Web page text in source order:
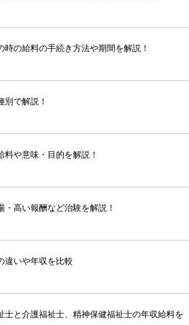
時の給料の手続き方法や期間を解説！
別で解説！
料や意味・目的を解説！
・高い報酬など治験を解説！
違いや年収を比較
士と介護福祉士、精神保健福祉士の年収給料を